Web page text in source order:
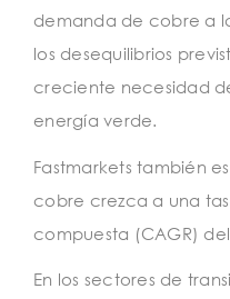
demanda de cobre a
los desequilibrios
creciente necesidad
energía verde.
Fastmarkets también
cobre crezca a una
compuesta (CAGR) del
En los sectores de